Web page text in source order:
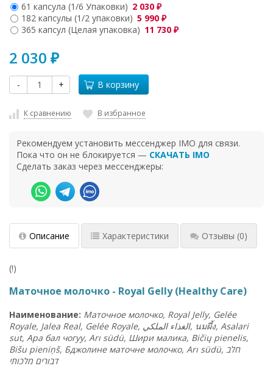
61 капсула (1/6 Упаковки) 2 030 ₽
182 капсулы (1/2 упаковки) 5 990 ₽
365 капсул (Целая упаковка) 11 730 ₽
2 030 ₽
- + В корзину
К сравнению В избранное
Рекомендуем установить мессенджер IMO для связи.
Пока что он не блокируется — СКАЧАТЬ IMO
Сделать заказ через мессенджеры:
Описание Характеристики Отзывы (0)
(!)
Маточное молочко - Royal Gelly (Healthy Care)
Наименование: Маточное молочко, Royal Jelly, Gelée
Royale, Jalea Real, Gelée Royale, الغذاء الملكي, นมผึ้ง, Asalari
sut, Ара бал чогуу, Arı südü, Шири малика, Bičių pienelis,
Bišu pieniņš, Бджолине маточне молочко, Arı südü, חלב
דבורים מלכותי